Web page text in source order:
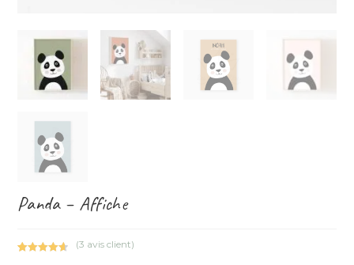
Panda – Affiche
(3 avis client)